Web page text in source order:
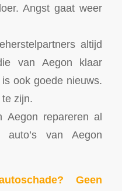
Angst gaat weer
altijd
van Aegon klaar
ook goede nieuws.
zijn.
Aegon repareren al
van Aegon
Geen